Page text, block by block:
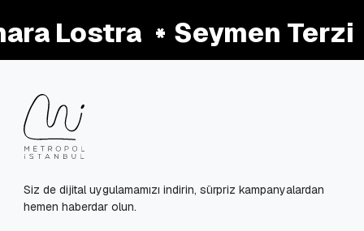
Lostra Seymen Terzi
Siz de dijital uygulamamızı indirin, sürpriz kampanyalardan
hemen haberdar olun.